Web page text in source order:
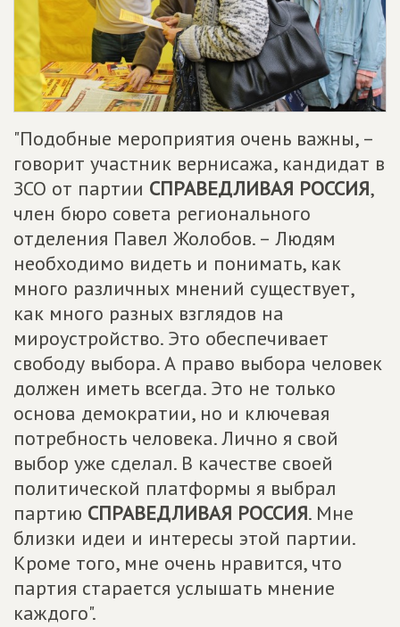
"Подобные мероприятия очень важны, –
говорит участник вернисажа, кандидат в
ЗСО от партии СПРАВЕДЛИВАЯ РОССИЯ,
член бюро совета регионального
отделения Павел Жолобов. – Людям
необходимо видеть и понимать, как
много различных мнений существует,
как много разных взглядов на
мироустройство. Это обеспечивает
свободу выбора. А право выбора человек
должен иметь всегда. Это не только
основа демократии, но и ключевая
потребность человека. Лично я свой
выбор уже сделал. В качестве своей
политической платформы я выбрал
партию СПРАВЕДЛИВАЯ РОССИЯ. Мне
близки идеи и интересы этой партии.
Кроме того, мне очень нравится, что
партия старается услышать мнение
каждого".